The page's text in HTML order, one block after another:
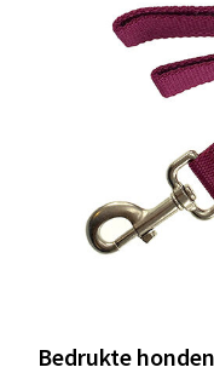
Bedrukte